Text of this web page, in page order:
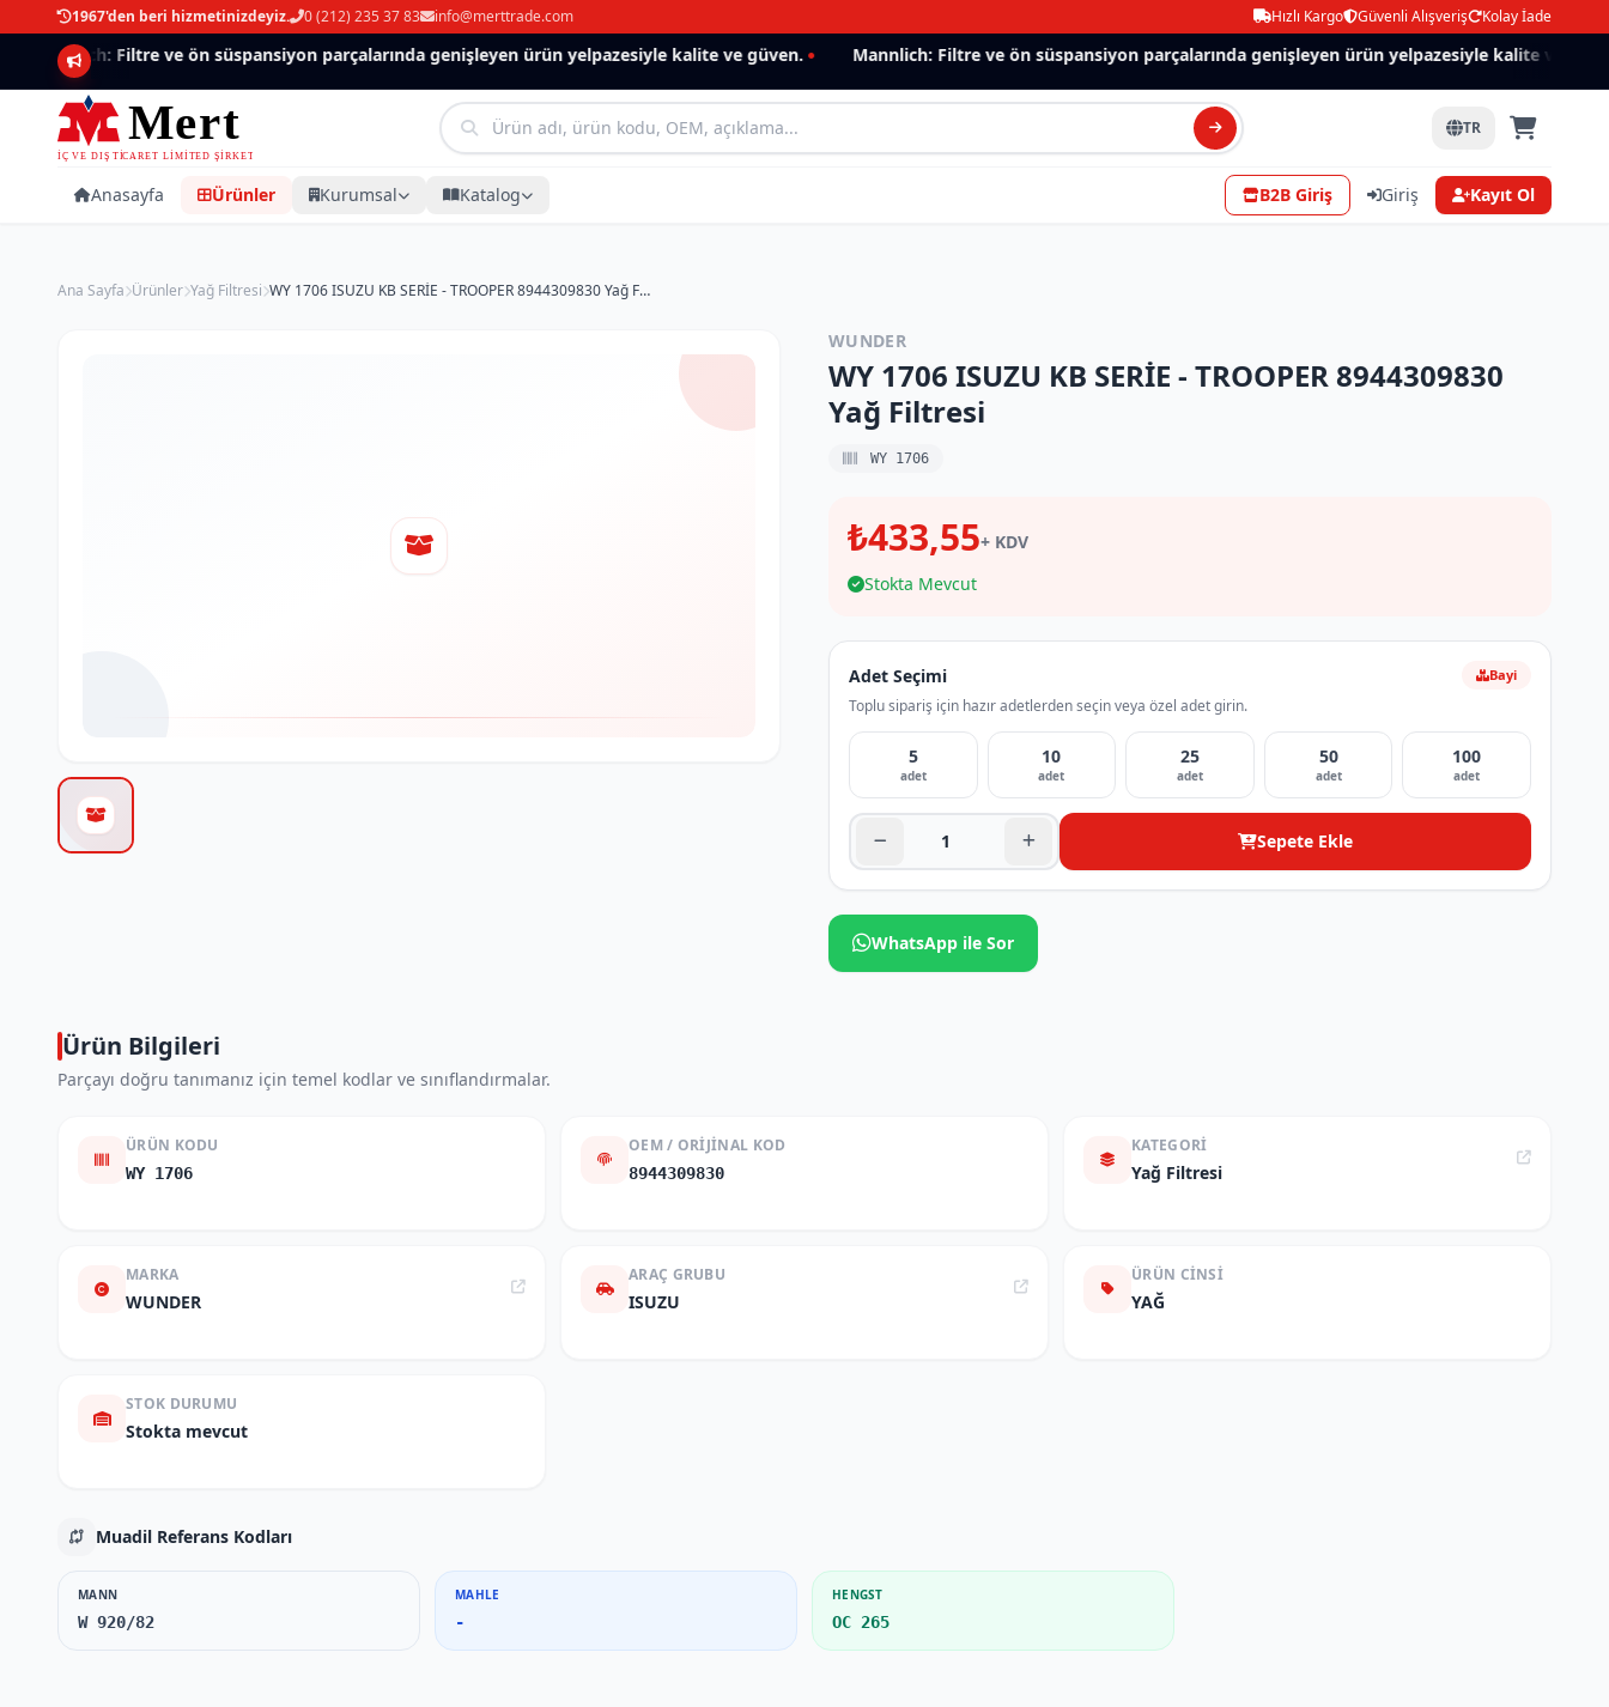
1967'den beri hizmetinizdeyiz. 0 (212) 235 37 83 info@merttrade.com Hızlı Kargo Güvenli Alışveriş Kolay İade
Mannlich: Filtre ve ön süspansiyon parçalarında genişleyen ürün yelpazesiyle kalite ve güven. Mannlich: Filtre ve ön süspansiyon parçalarında genişleyen ürün yelpazesiyle kalite ve güven.
TR
Anasayfa Ürünler Kurumsal Katalog B2B Giriş Giriş Kayıt Ol
Ana Sayfa Ürünler Yağ Filtresi WY 1706 ISUZU KB SERİE - TROOPER 8944309830 Yağ Filtresi
WUNDER
WY 1706 ISUZU KB SERİE - TROOPER 8944309830
Yağ Filtresi
WY 1706
₺433,55+ KDV
Stokta Mevcut
Adet Seçimi
Toplu sipariş için hazır adetlerden seçin veya özel adet girin.
Bayi
5
adet
10
adet
25
adet
50
adet
100
adet
Sepete Ekle
WhatsApp ile Sor
Ürün Bilgileri
Parçayı doğru tanımanız için temel kodlar ve sınıflandırmalar.
ÜRÜN KODU
WY 1706
OEM / ORIJINAL KOD
8944309830
KATEGORI
Yağ Filtresi
MARKA
WUNDER
ARAÇ GRUBU
ISUZU
ÜRÜN CINSI
YAĞ
STOK DURUMU
Stokta mevcut
Muadil Referans Kodları
MANN
W 920/82
MAHLE
-
HENGST
OC 265